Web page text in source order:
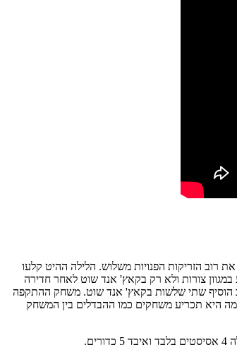
מחוץ לקשת מאשר במשחק הראשון. במשחק 1 שחקני המשנה של ההיט החטיאו את רוב הזריקות הפנויות משלוש. הלילה ההיט קלעו
ושטרוס סיימו עם 4 שלשות כל אחד. היופי הוא שהשלות הגיע במגוון צורות ולא רק בקאץ' אנד שוט לאחר חדירה
בהנד אוף ולאב הוסיף שתי שלשות בקאץ' אנד שוט. משחק ההתקפה
היא תכריע משחקים כמו ההבדלים בין המשחק